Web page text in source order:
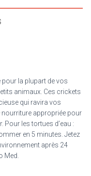
pour la plupart de vos
animaux. Ces crickets
qui ravira vos
nourriture appropriée pour
Pour les tortues d’eau :
en 5 minutes. Jetez
après 24
Med.